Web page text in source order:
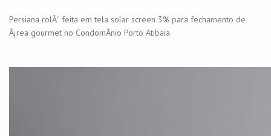
Persiana rolÃ´ feita em tela solar screen 3% para fechamento de
Ã¡rea gourmet no CondomÃ­nio Porto Atibaia.